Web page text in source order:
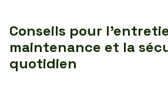
Conseils pour
maintenance et la
quotidien